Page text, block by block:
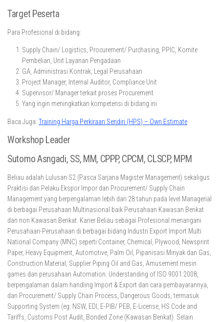
Target Peserta
Para Profesional di bidang:
Supply Chain/ Logistics, Procurement/ Purchasing, PPIC, Komite
Pembelian, Unit Layanan Pengadaan
GA, Administrasi Kontrak, Legal Perusahaan
Project Manager, Internal Auditor, Compliance Unit
Supervisor/ Manager terkait proses Procurement
Yang ingin meningkatkan kompetensi di bidang ini
Baca Juga: Training Harga Perkiraan Sendiri (HPS) – Own Estimate
Workshop Leader
Sutomo Asngadi, SS, MM, CPPP, CPCM, CLSCP, MPM
Beliau adalah Lulusan S2 (Pasca Sarjana Magister Management) sekaligus
Praktisi dan Pelaku Ekspor Impor dan Procurement/ Supply Chain
Management yang berpengalaman lebih dari 28 tahun pada level Managerial
di berbagai Perusahaan Multinasional baik Perusahaan Kawasan Berikat
dan non Kawasan Berikat. Karier Beliau sebagai Profesional menangani
Perusahaan-Perusahaan di berbagai bidang Industri Export Import Multi
National Company (MNC) seperti Container, Chemical, Plywood, Newsprint
Paper, Heavy Equipment, Automotive, Palm Oil, Pipanisasi Minyak dan Gas,
Construction Material, Supplier Piping Oil and Gas, Amusement mesin
games dan perusahaan Automation. Understanding of ISO 9001:2008,
berpengalaman dalam handling Import & Export dan cara pembayarannya,
dan Procurement/ Supply Chain Process, Dangerous Goods, termasuk
Supporting System (eg: NSW, EDI, E-PIB/ PEB, E-License, HS Code and
Tariffs, Customs Post Audit, Bonded Zone (Kawasan Berikat). Selain